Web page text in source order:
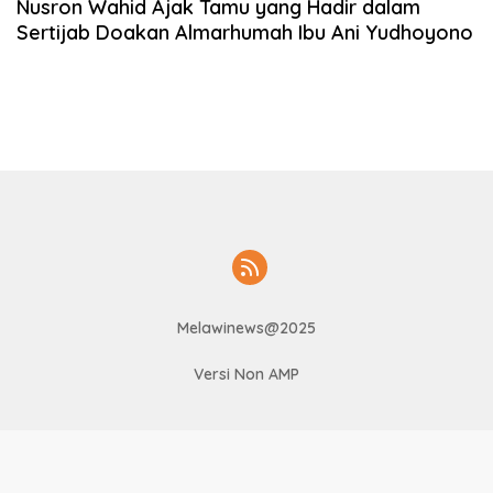
Nusron Wahid Ajak Tamu yang Hadir dalam
Sertijab Doakan Almarhumah Ibu Ani Yudhoyono
Melawinews@2025
Versi Non AMP